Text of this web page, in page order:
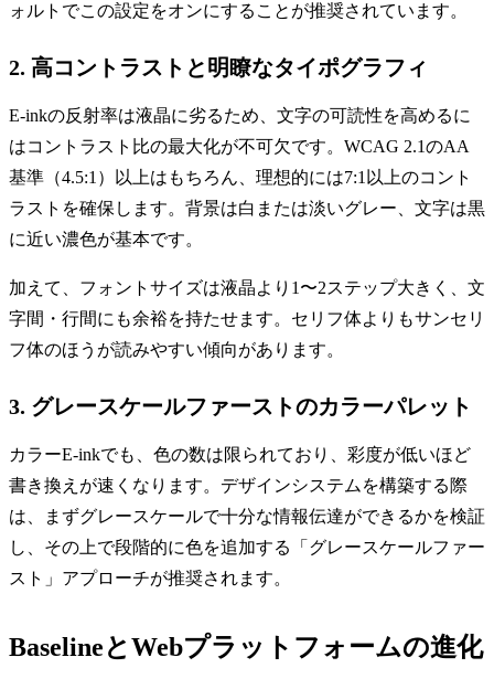
ォルトでこの設定をオンにすることが推奨されています。
2. 高コントラストと明瞭なタイポグラフィ
E-inkの反射率は液晶に劣るため、文字の可読性を高めるに
はコントラスト比の最大化が不可欠です。WCAG 2.1のAA
基準（4.5:1）以上はもちろん、理想的には7:1以上のコント
ラストを確保します。背景は白または淡いグレー、文字は黒
に近い濃色が基本です。
加えて、フォントサイズは液晶より1〜2ステップ大きく、文
字間・行間にも余裕を持たせます。セリフ体よりもサンセリ
フ体のほうが読みやすい傾向があります。
3. グレースケールファーストのカラーパレット
カラーE-inkでも、色の数は限られており、彩度が低いほど
書き換えが速くなります。デザインシステムを構築する際
は、まずグレースケールで十分な情報伝達ができるかを検証
し、その上で段階的に色を追加する「グレースケールファー
スト」アプローチが推奨されます。
BaselineとWebプラットフォームの進化